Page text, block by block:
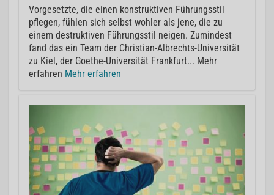
Vorgesetzte, die einen konstruktiven Führungsstil
pflegen, fühlen sich selbst wohler als jene, die zu
einem destruktiven Führungsstil neigen. Zumindest
fand das ein Team der Christian-Albrechts-Universität
zu Kiel, der Goethe-Universität Frankfurt... Mehr
erfahren Mehr erfahren